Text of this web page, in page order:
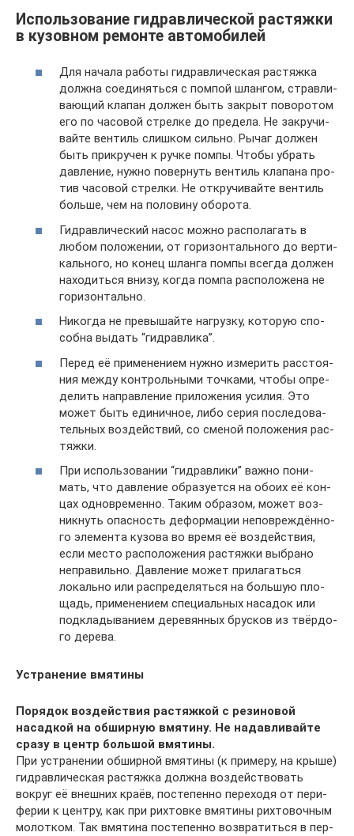
Использование гидравлической растяжки
в кузовном ремонте автомобилей
Для нача­ла рабо­ты гид­рав­ли­че­ская рас­тяж­ка
долж­на соеди­нять­ся с пом­пой шлан­гом, страв­ли­
ва­ю­щий кла­пан дол­жен быть закрыт пово­ро­том
его по часо­вой стрел­ке до пре­де­ла. Не закру­чи­
вай­те вен­тиль слиш­ком силь­но. Рычаг дол­жен
быть при­кру­чен к руч­ке пом­пы. Что­бы убрать
дав­ле­ние, нуж­но повер­нуть вен­тиль кла­па­на про­
тив часо­вой стрел­ки. Не откру­чи­вай­те вен­тиль
боль­ше, чем на поло­ви­ну обо­ро­та.
Гид­рав­ли­че­ский насос мож­но рас­по­ла­гать в
любом поло­же­нии, от гори­зон­таль­но­го до вер­ти­
каль­но­го, но конец шлан­га пом­пы все­гда дол­жен
нахо­дить­ся вни­зу, когда пом­па рас­по­ло­же­на не
гори­зон­таль­но.
Нико­гда не пре­вы­шай­те нагруз­ку, кото­рую спо­
соб­на выдать “гид­рав­ли­ка”.
Перед её при­ме­не­ни­ем нуж­но изме­рить рас­сто­я­
ния меж­ду кон­троль­ны­ми точ­ка­ми, что­бы опре­
де­лить направ­ле­ние при­ло­же­ния уси­лия. Это
может быть еди­нич­ное, либо серия после­до­ва­
тель­ных воз­дей­ствий, со сме­ной поло­же­ния рас­
тяж­ки.
При исполь­зо­ва­нии “гид­рав­ли­ки” важ­но пони­
мать, что дав­ле­ние обра­зу­ет­ся на обо­их её кон­
цах одно­вре­мен­но. Таким обра­зом, может воз­
ник­нуть опас­ность дефор­ма­ции непо­вре­ждён­но­
го эле­мен­та кузо­ва во вре­мя её воз­дей­ствия,
если место рас­по­ло­же­ния рас­тяж­ки выбра­но
непра­виль­но. Дав­ле­ние может при­ла­гать­ся
локаль­но или рас­пре­де­лять­ся на боль­шую пло­
щадь, при­ме­не­ни­ем спе­ци­аль­ных наса­док или
под­кла­ды­ва­ни­ем дере­вян­ных брус­ков из твёр­до­
го дере­ва.
Устра­не­ние вмя­ти­ны
Поря­док воз­дей­ствия рас­тяж­кой с рези­но­вой
насад­кой на обшир­ную вмя­ти­ну. Не надав­ли­вай­те
сра­зу в центр боль­шой вмя­ти­ны.
При устра­не­нии обшир­ной вмя­ти­ны (к при­ме­ру, на кры­ше)
гид­рав­ли­че­ская рас­тяж­ка долж­на воз­дей­ство­вать
вокруг её внеш­них кра­ёв, посте­пен­но пере­хо­дя от пери­
фе­рии к цен­тру, как при рих­тов­ке вмя­ти­ны рих­то­воч­ным
молот­ком. Так вмя­ти­на посте­пен­но воз­вра­тить­ся в пер­